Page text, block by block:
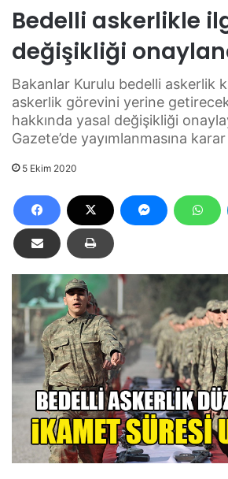
Bedelli askerlikle
değişikliği
Bakanlar Kurulu bedelli askerlik
askerlik görevini yerine
hakkında yasal değişikliği
Gazete’de yayımlanmasına
5 Ekim 2020